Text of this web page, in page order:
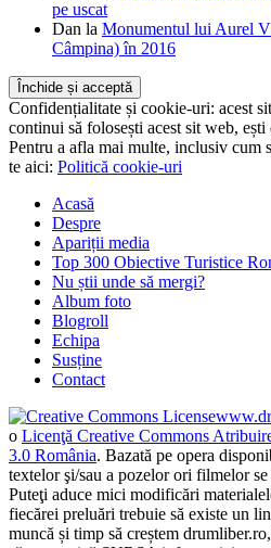
pe uscat
Dan la Monumentul lui Aurel
Câmpina) în 2016
Confidențialitate și cookie-uri: acest
continui să folosești acest sit web,
Pentru a afla mai multe, inclusiv cum
te aici: Politică cookie-uri
Acasă
Despre
Apariții media
Top 300 Obiective Turistice
Nu știi unde să mergi?
Album foto
Blogroll
Echipa
Susține
Contact
o Licenţă Creative Commons
3.0 România. Bazată pe opera
textelor şi/sau a pozelor ori filmelor
Puteţi aduce mici modificări
fiecărei preluări trebuie să existe un
muncă și timp să creștem